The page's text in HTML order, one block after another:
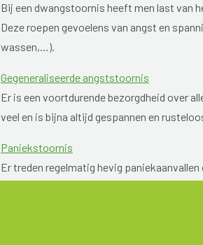
Bij een dwangstoornis heeft men last van
Deze roepen gevoelens van angst en
wassen,…).
Gegeneraliseerde angststoornis
Er is een voortdurende bezorgdheid over
veel en is bijna altijd gespannen en
Paniekstoornis
Er treden regelmatig hevig